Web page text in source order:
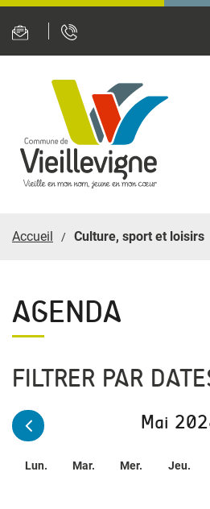
Accueil Culture, sport et loisirs
AGENDA
FILTRER PAR
Mai
Lun. Mar. Mer. Jeu.
Panneau de gestion des cookies